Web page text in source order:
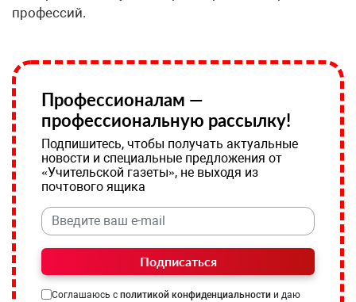
профессий.
Профессионалам —
профессиональную рассылку!
Подпишитесь, чтобы получать актуальные
новости и специальные предложения от
«Учительской газеты», не выходя из
почтового ящика
Подписаться
Соглашаюсь с политикой конфиденциальности и даю